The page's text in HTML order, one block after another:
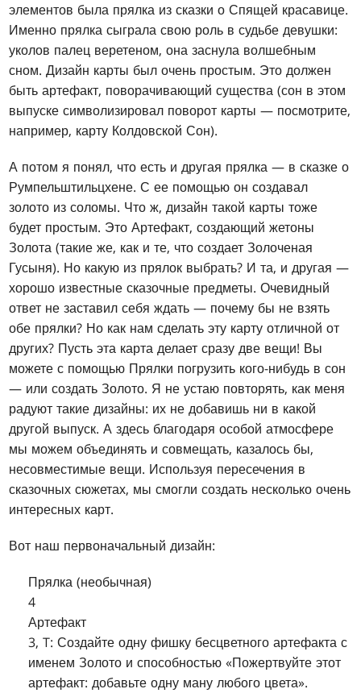
элементов была прялка из сказки о Спящей красавице.
Именно прялка сыграла свою роль в судьбе девушки:
уколов палец веретеном, она заснула волшебным
сном. Дизайн карты был очень простым. Это должен
быть артефакт, поворачивающий существа (сон в этом
выпуске символизировал поворот карты — посмотрите,
например, карту Колдовской Сон).
А потом я понял, что есть и другая прялка — в сказке о
Румпельштильцхене. С ее помощью он создавал
золото из соломы. Что ж, дизайн такой карты тоже
будет простым. Это Артефакт, создающий жетоны
Золота (такие же, как и те, что создает Золоченая
Гусыня). Но какую из прялок выбрать? И та, и другая —
хорошо известные сказочные предметы. Очевидный
ответ не заставил себя ждать — почему бы не взять
обе прялки? Но как нам сделать эту карту отличной от
других? Пусть эта карта делает сразу две вещи! Вы
можете с помощью Прялки погрузить кого-нибудь в сон
— или создать Золото. Я не устаю повторять, как меня
радуют такие дизайны: их не добавишь ни в какой
другой выпуск. А здесь благодаря особой атмосфере
мы можем объединять и совмещать, казалось бы,
несовместимые вещи. Используя пересечения в
сказочных сюжетах, мы смогли создать несколько очень
интересных карт.
Вот наш первоначальный дизайн:
Прялка (необычная)
4
Артефакт
3, T: Создайте одну фишку бесцветного артефакта с
именем Золото и способностью «Пожертвуйте этот
артефакт: добавьте одну ману любого цвета».